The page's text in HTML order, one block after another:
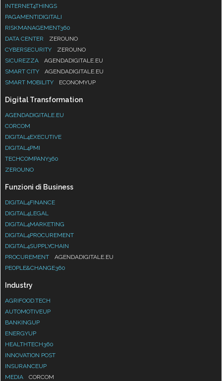
INTERNET4THINGS
PAGAMENTIDIGITALI
RISKMANAGEMENT360
DATA CENTER
ZEROUNO
CYBERSECURITY
ZEROUNO
SICUREZZA
AGENDADIGITALE.EU
SMART CITY
AGENDADIGITALE.EU
SMART MOBILITY
ECONOMYUP
Digital Transformation
AGENDADIGITALE.EU
CORCOM
DIGITAL4EXECUTIVE
DIGITAL4PMI
TECHCOMPANY360
ZEROUNO
Funzioni di Business
DIGITAL4FINANCE
DIGITAL4LEGAL
DIGITAL4MARKETING
DIGITAL4PROCUREMENT
DIGITAL4SUPPLYCHAIN
PROCUREMENT
AGENDADIGITALE.EU
PEOPLE&CHANGE360
Industry
AGRIFOOD.TECH
AUTOMOTIVEUP
BANKINGUP
ENERGYUP
HEALTHTECH360
INNOVATION POST
INSURANCEUP
MEDIA
CORCOM